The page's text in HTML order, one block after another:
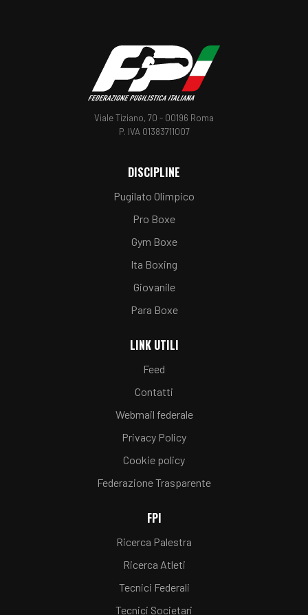
Viale Tiziano, 70 - 00196 Roma
P. IVA 01383711007
DISCIPLINE
Pugilato Olimpico
Pro Boxe
Gym Boxe
Ita Boxing
Giovanile
Para Boxe
LINK UTILI
Feed
Contatti
Webmail federale
Privacy Policy
Cookie policy
Federazione Trasparente
FPI
Ricerca Palestra
Ricerca Atleti
Tecnici Federali
Tecnici Societari